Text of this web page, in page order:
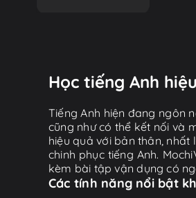
Học tiếng Anh
Tiếng Anh hiện đang ngôn
cũng như có thể kết nối và
hiệu quả với bản thân,
chinh phục tiếng Anh.
kèm bài tập vận dụng có
Các tính năng nổi bật